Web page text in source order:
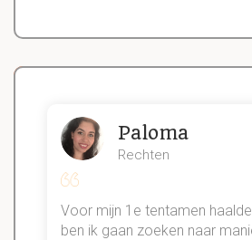
Paloma
Rechten
Voor mijn 1e tentamen
ben ik gaan zoeken naar